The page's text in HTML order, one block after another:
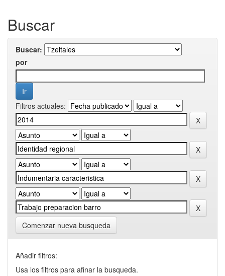
Buscar
Buscar:
por
Filtros actuales:
Comenzar nueva busqueda
Añadir filtros:
Usa los filtros para afinar la busqueda.